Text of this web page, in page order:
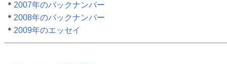
＊ 2007年のバックナンバー
＊ 2008年のバックナンバー
＊ 2009年のエッセイ